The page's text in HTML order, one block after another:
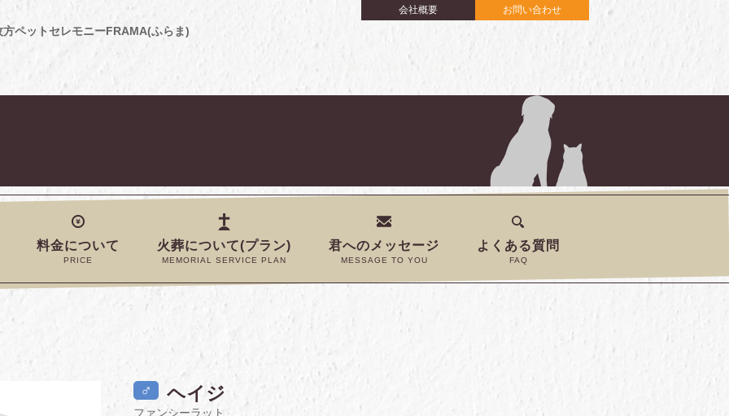
方ペットセレモニーFRAMA(ふらま)
会社概要 お問い合わせ
料金について
PRICE
火葬について(プラン)
MEMORIAL SERVICE PLAN
君へのメッセージ
MESSAGE TO YOU
よくある質問
FAQ
♂ ヘイジ
ファンシーラット